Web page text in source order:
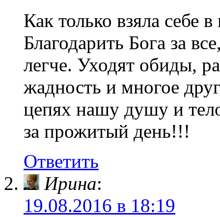
Как только взяла себе
Благодарить Бога за
легче. Уходят обиды,
жадность и многое
цепях нашу душу и
за прожитый день!!!
Ответить
Ирина:
19.08.2016 в 18:19